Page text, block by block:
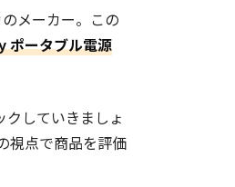
メーカー。この
ポータブル電源
していきましょ
視点で商品を評価